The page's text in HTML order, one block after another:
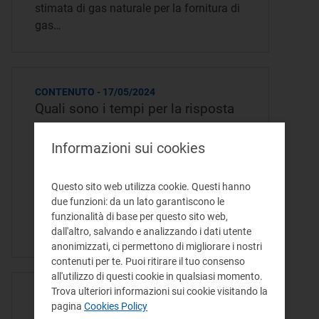
stimata di gas naturale per la fornitura di
gas…
CONTENUTO - 17/05/2024
Quali sono i tempi per la risposta
deve essere inviata al cliente entro 30
giorni solari dal giorno in cui il venditore
ha ricevuto il reclamo scritto. Questo
termine vale anche se, per…
CONTENUTO - 17/05/2024
Informazioni sui cookies
Questo sito web utilizza cookie. Questi hanno
due funzioni: da un lato garantiscono le
funzionalità di base per questo sito web,
dall'altro, salvando e analizzando i dati utente
anonimizzati, ci permettono di migliorare i nostri
contenuti per te. Puoi ritirare il tuo consenso
all'utilizzo di questi cookie in qualsiasi momento.
Trova ulteriori informazioni sui cookie visitando la
pagina Cookies Policy